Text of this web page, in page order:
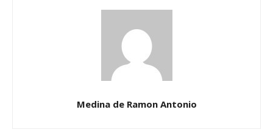
Medina de Ramon Antonio